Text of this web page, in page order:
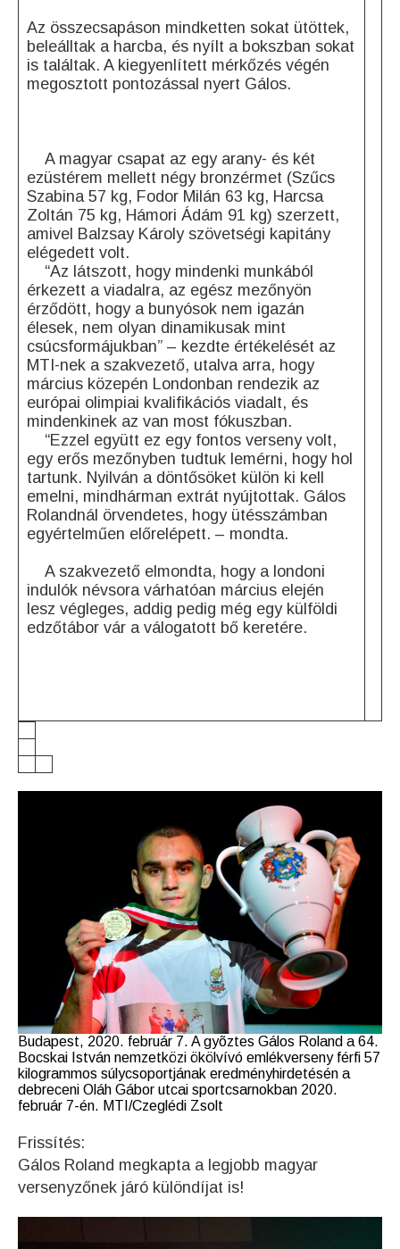
Az összecsapáson mindketten sokat ütöttek,
beleálltak a harcba, és nyílt a bokszban sokat
is találtak. A kiegyenlített mérkőzés végén
megosztott pontozással nyert Gálos.
A magyar csapat az egy arany- és két
ezüstérem mellett négy bronzérmet (Szűcs
Szabina 57 kg, Fodor Milán 63 kg, Harcsa
Zoltán 75 kg, Hámori Ádám 91 kg) szerzett,
amivel Balzsay Károly szövetségi kapitány
elégedett volt.
“Az látszott, hogy mindenki munkából
érkezett a viadalra, az egész mezőnyön
érződött, hogy a bunyósok nem igazán
élesek, nem olyan dinamikusak mint
csúcsformájukban” – kezdte értékelését az
MTI-nek a szakvezető, utalva arra, hogy
március közepén Londonban rendezik az
európai olimpiai kvalifikációs viadalt, és
mindenkinek az van most fókuszban.
“Ezzel együtt ez egy fontos verseny volt,
egy erős mezőnyben tudtuk lemérni, hogy hol
tartunk. Nyilván a döntősöket külön ki kell
emelni, mindhárman extrát nyújtottak. Gálos
Rolandnál örvendetes, hogy ütésszámban
egyértelműen előrelépett. – mondta.
A szakvezető elmondta, hogy a londoni
indulók névsora várhatóan március elején
lesz végleges, addig pedig még egy külföldi
edzőtábor vár a válogatott bő keretére.
Budapest, 2020. február 7. A gyõztes Gálos Roland a 64.
Bocskai István nemzetközi ökölvívó emlékverseny férfi 57
kilogrammos súlycsoportjának eredményhirdetésén a
debreceni Oláh Gábor utcai sportcsarnokban 2020.
február 7-én. MTI/Czeglédi Zsolt
Frissítés:
Gálos Roland megkapta a legjobb magyar
versenyzőnek járó különdíjat is!